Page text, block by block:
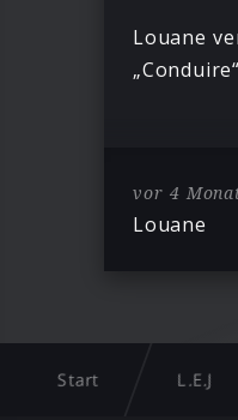
Louane
„Conduire“
vor 4
Louane
Start L.E.J